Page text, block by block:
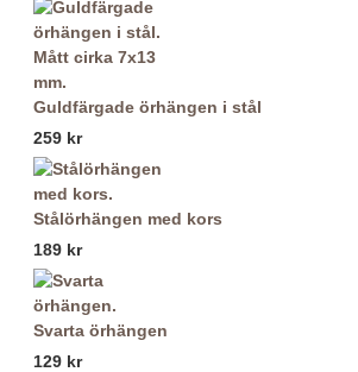
Guldfärgade örhängen i stål
259 kr
Stålörhängen med kors
189 kr
Svarta örhängen
129 kr